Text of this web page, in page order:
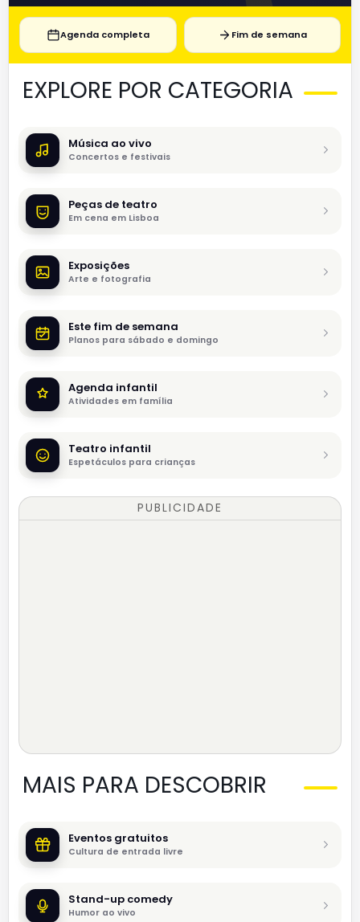
Agenda completa Fim de semana
EXPLORE POR CATEGORIA
Música ao vivo
Concertos e festivais
Peças de teatro
Em cena em Lisboa
Exposições
Arte e fotografia
Este fim de semana
Planos para sábado e domingo
Agenda infantil
Atividades em família
Teatro infantil
Espetáculos para crianças
PUBLICIDADE
MAIS PARA DESCOBRIR
Eventos gratuitos
Cultura de entrada livre
Stand-up comedy
Humor ao vivo